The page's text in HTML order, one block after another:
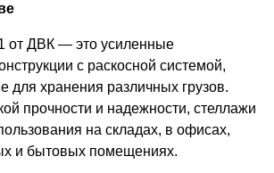
от ДВК — это усиленные
с раскосной системой,
для хранения различных грузов.
прочности и надежности, стеллажи
на складах, в офисах,
и бытовых помещениях.